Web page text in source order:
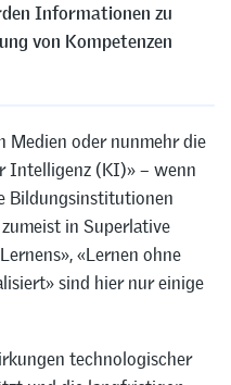
Informationen zu
von Kompetenzen
Medien oder nunmehr die
Intelligenz (KI)» – wenn
Bildungsinstitutionen
in Superlative
«Lernen ohne
sind hier nur einige
technologischer